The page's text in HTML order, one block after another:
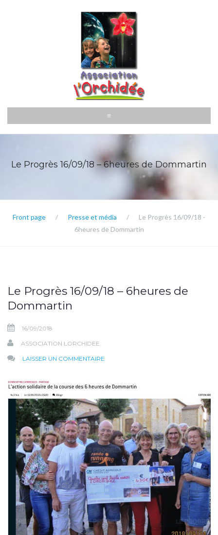
≡
Le Progrès 16/09/18 – 6heures de Dommartin
Front page / Presse et média /
Le Progrès 16/09/18 -
6heures de Dommartin
Le Progrès 16/09/18 – 6heures de
Dommartin
16/09/2018
ASSOCIATION LORCHIDEE
LAISSER UN COMMENTAIRE
–
6HEURES
DE
DOMMARTIN